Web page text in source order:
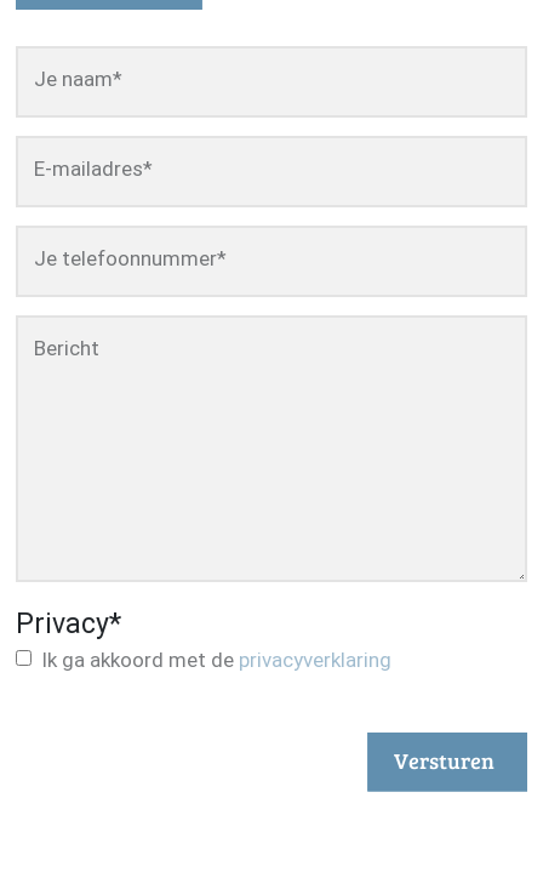
Je naam*
E-mailadres*
Je telefoonnummer*
Bericht
Privacy*
Ik ga akkoord met de privacyverklaring
Versturen